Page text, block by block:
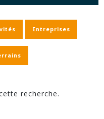
Entreprises
recherche.